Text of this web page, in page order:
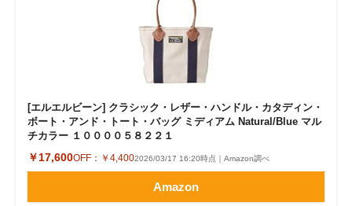
[エルエルビーン] クラシック・レザー・ハンドル・カタディン・
ボート・アンド・トート・バッグ ミディアム Natural/Blue マル
チカラー １００００５８２２１
￥17,600OFF： ￥4,4002026/03/17 16:20時点｜Amazon調べ
Amazon